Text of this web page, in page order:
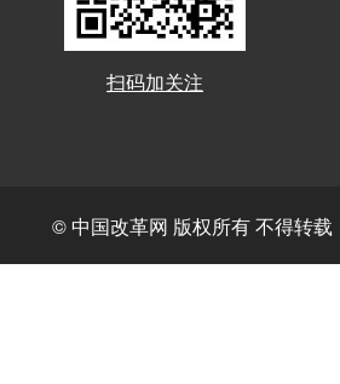
扫码加关注
© 中国改革网 版权所有 不得转载